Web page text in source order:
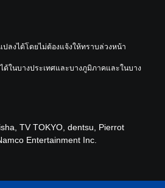
ลงได้โดยไม่ต้องแจ้งให้ทราบล่วงหน้า
ด้ในบางประเทศและบางภูมิภาคและในบาง
TV TOKYO, dentsu, Pierrot
Entertainment Inc.